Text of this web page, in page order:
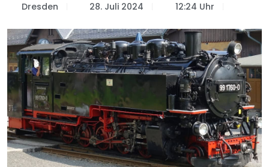
Dresden 28. Juli 2024 12:24 Uhr